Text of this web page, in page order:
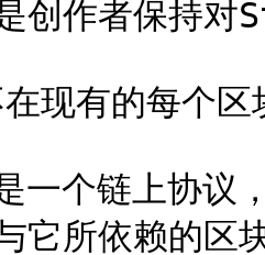
创作者保持
现有的每个区
一个链上协议
它所依赖的区